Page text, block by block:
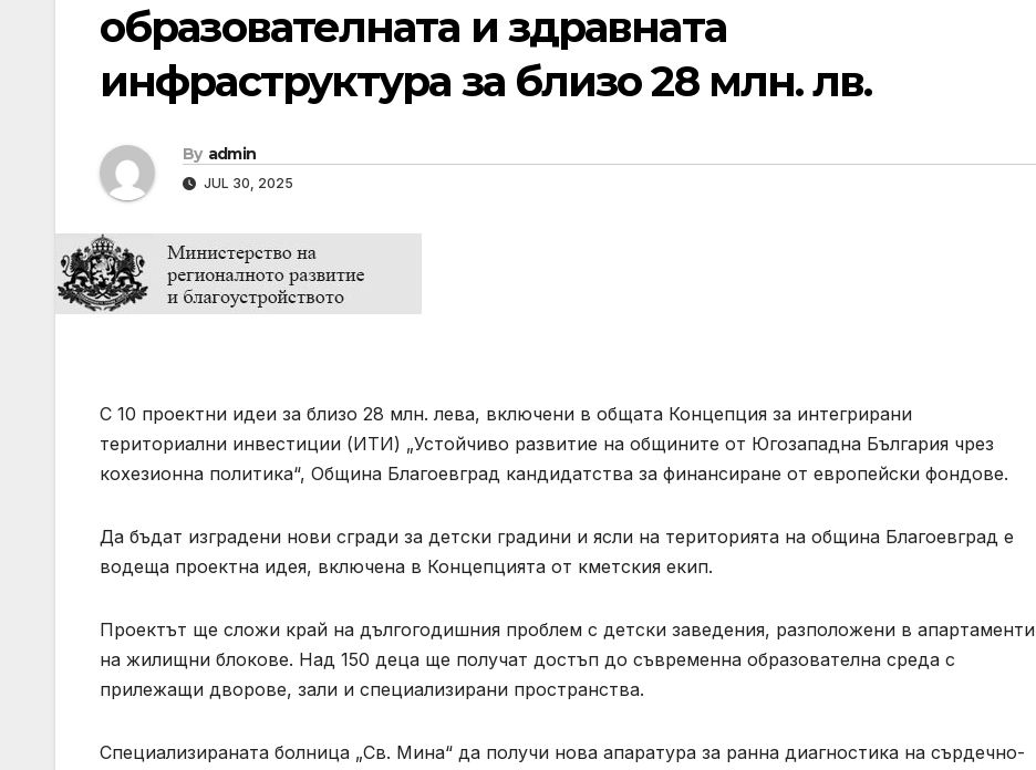
образователната и здравната
инфраструктура за близо 28 млн. лв.
By admin
JUL 30, 2025
С 10 проектни идеи за близо 28 млн. лева, включени в общата Концепция за интегрирани
териториални инвестиции (ИТИ) „Устойчиво развитие на общините от Югозападна България чрез
кохезионна политика“, Община Благоевград кандидатства за финансиране от европейски фондове.
Да бъдат изградени нови сгради за детски градини и ясли на територията на община Благоевград е
водеща проектна идея, включена в Концепцията от кметския екип.
Проектът ще сложи край на дългогодишния проблем с детски заведения, разположени в апартаменти
на жилищни блокове. Над 150 деца ще получат достъп до съвременна образователна среда с
прилежащи дворове, зали и специализирани пространства.
Специализираната болница „Св. Мина“ да получи нова апаратура за ранна диагностика на сърдечно-